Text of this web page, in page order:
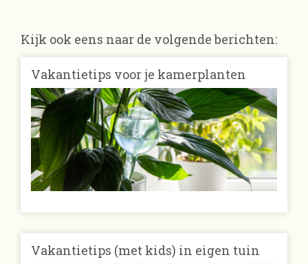
Kijk ook eens naar de volgende berichten:
Vakantietips voor je kamerplanten
Vakantietips (met kids) in eigen tuin